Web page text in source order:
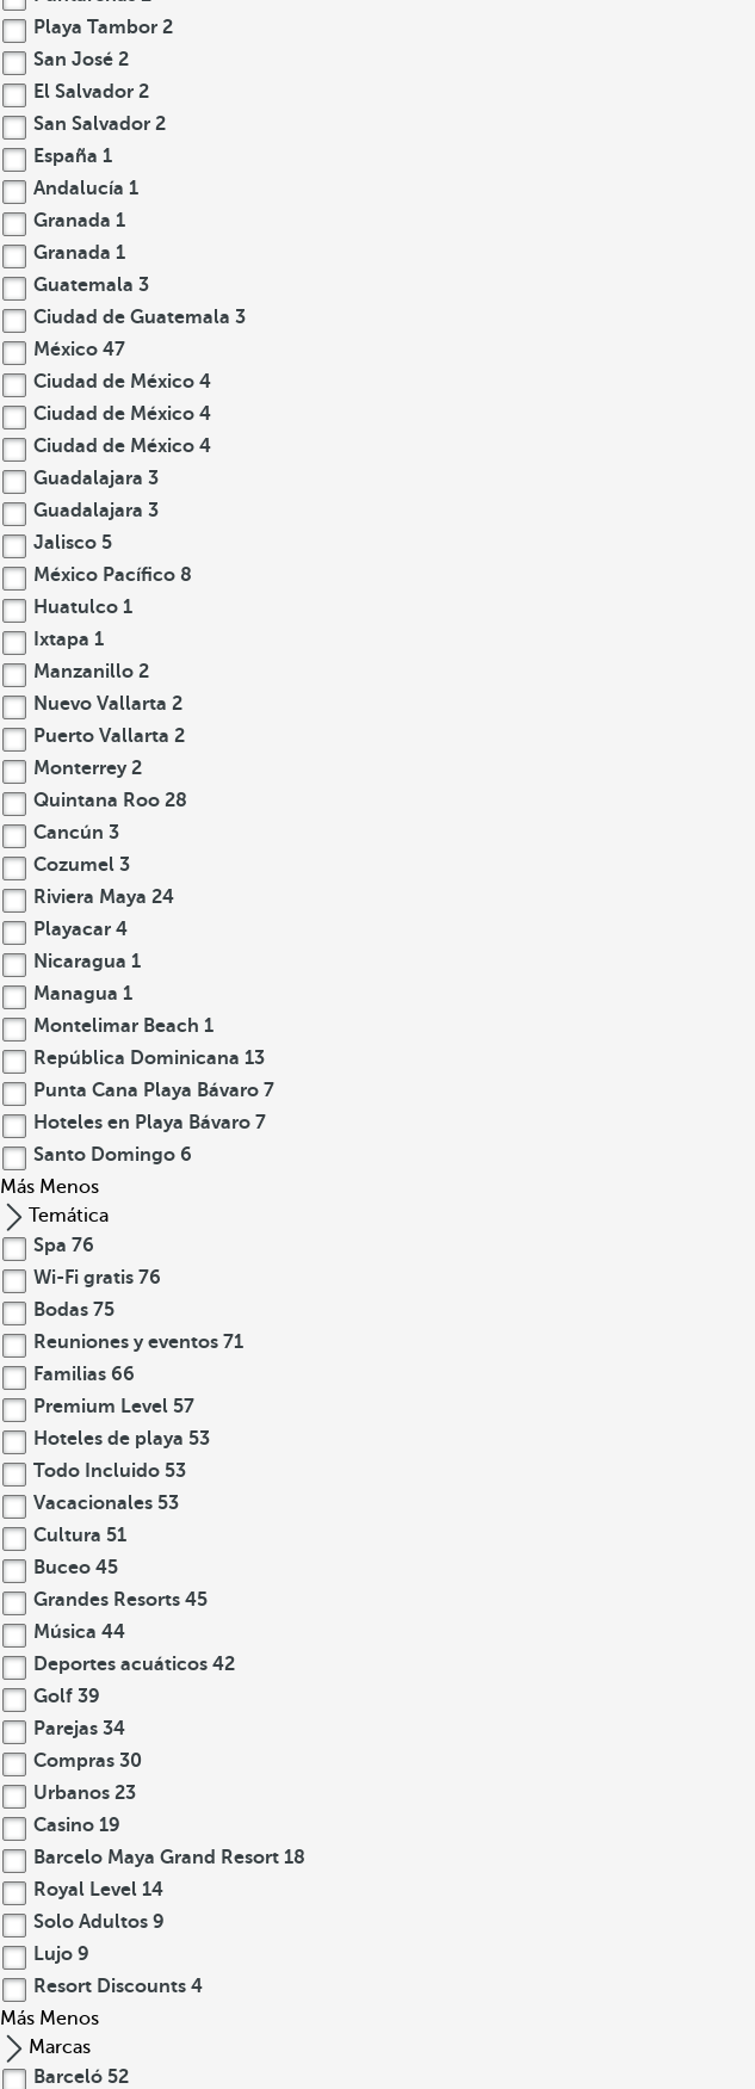
Playa Tambor 2
San José 2
El Salvador 2
San Salvador 2
España 1
Andalucía 1
Granada 1
Granada 1
Guatemala 3
Ciudad de Guatemala 3
México 47
Ciudad de México 4
Ciudad de México 4
Ciudad de México 4
Guadalajara 3
Guadalajara 3
Jalisco 5
México Pacífico 8
Huatulco 1
Ixtapa 1
Manzanillo 2
Nuevo Vallarta 2
Puerto Vallarta 2
Monterrey 2
Quintana Roo 28
Cancún 3
Cozumel 3
Riviera Maya 24
Playacar 4
Nicaragua 1
Managua 1
Montelimar Beach 1
República Dominicana 13
Punta Cana Playa Bávaro 7
Hoteles en Playa Bávaro 7
Santo Domingo 6
Más Menos
Temática
Spa 76
Wi-Fi gratis 76
Bodas 75
Reuniones y eventos 71
Familias 66
Premium Level 57
Hoteles de playa 53
Todo Incluido 53
Vacacionales 53
Cultura 51
Buceo 45
Grandes Resorts 45
Música 44
Deportes acuáticos 42
Golf 39
Parejas 34
Compras 30
Urbanos 23
Casino 19
Barcelo Maya Grand Resort 18
Royal Level 14
Solo Adultos 9
Lujo 9
Resort Discounts 4
Más Menos
Marcas
Barceló 52